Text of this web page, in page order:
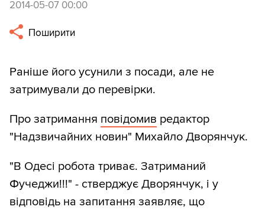
2014-05-07 00:00
Поширити
Раніше його усунили з посади, але не
затримували до перевірки.
Про затримання повідомив редактор
"Надзвичайних новин" Михайло Дворянчук.
"В Одесі робота триває. Затриманий
Фучеджи!!!" - стверджує Дворянчук, і у
відповідь на запитання заявляє, що